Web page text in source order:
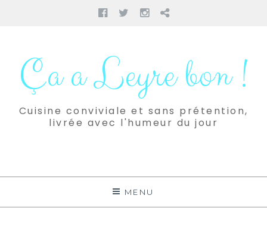
Facebook
TwitterInstagram
Pinterest
contenuÇa a Leyre bon !
Cuisine conviviale et sans prétention,
livrée avec l'humeur du jour
MENU